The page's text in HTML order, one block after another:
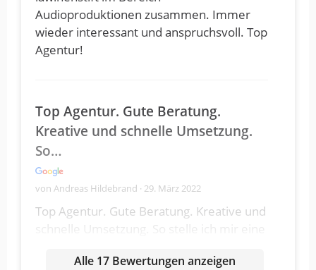
Audioproduktionen zusammen. Immer
wieder interessant und anspruchsvoll. Top
Agentur!
Top Agentur. Gute Beratung.
Kreative und schnelle Umsetzung.
So…
von Andreas Hildebrand · 29. März 2022
Top Agentur. Gute Beratung. Kreative und
Alle 17 Bewertungen anzeigen